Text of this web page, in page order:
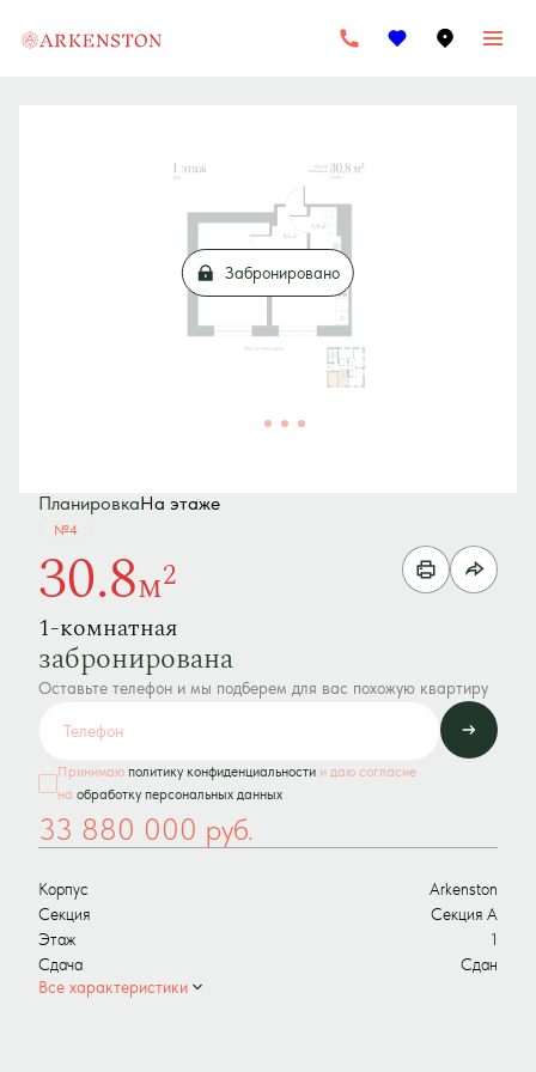
1-комнатная 33 880 000 руб.
Забронировано
ПланировкаНа этаже
№4
30.8м2
1-комнатная
забронирована
Оставьте телефон и мы подберем для вас похожую квартиру
Принимаю политику конфиденциальностии даю согласие
на обработку персональных данных
33 880 000 руб.
Корпус
Arkenston
Секция
Секция А
Этаж
1
Сдача
Сдан
Все характеристики